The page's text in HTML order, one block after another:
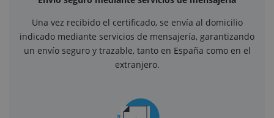
Una vez recibido el certificado, se envía al domicilio
indicado mediante servicios de mensajería, garantizando
un envío seguro y trazable, tanto en España como en el
extranjero.